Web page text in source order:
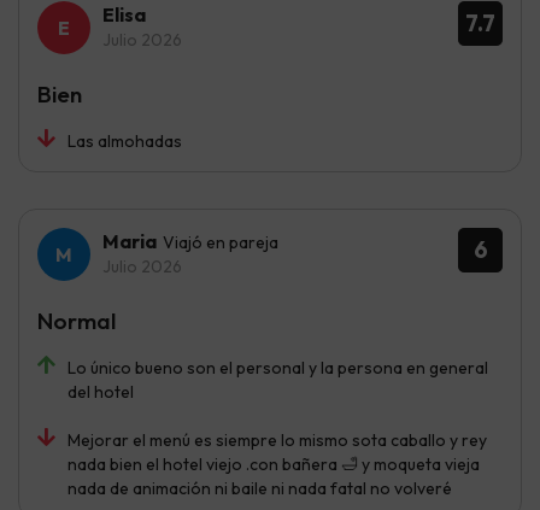
7.7
Elisa
Julio 2026
Las almohadas
Bien
6
Maria Viajó en pareja
Julio 2026
Lo único bueno son el personal y la persona en general
del hotel
Mejorar el menú es siempre lo mismo sota caballo y rey
nada bien el hotel viejo .con bañera 🛁 y moqueta vieja
nada de animación ni baile ni nada fatal no volveré
Normal